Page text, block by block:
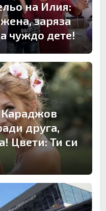
на Илия:
заряза
чуждо дете!
друга,
Цвети: Ти си